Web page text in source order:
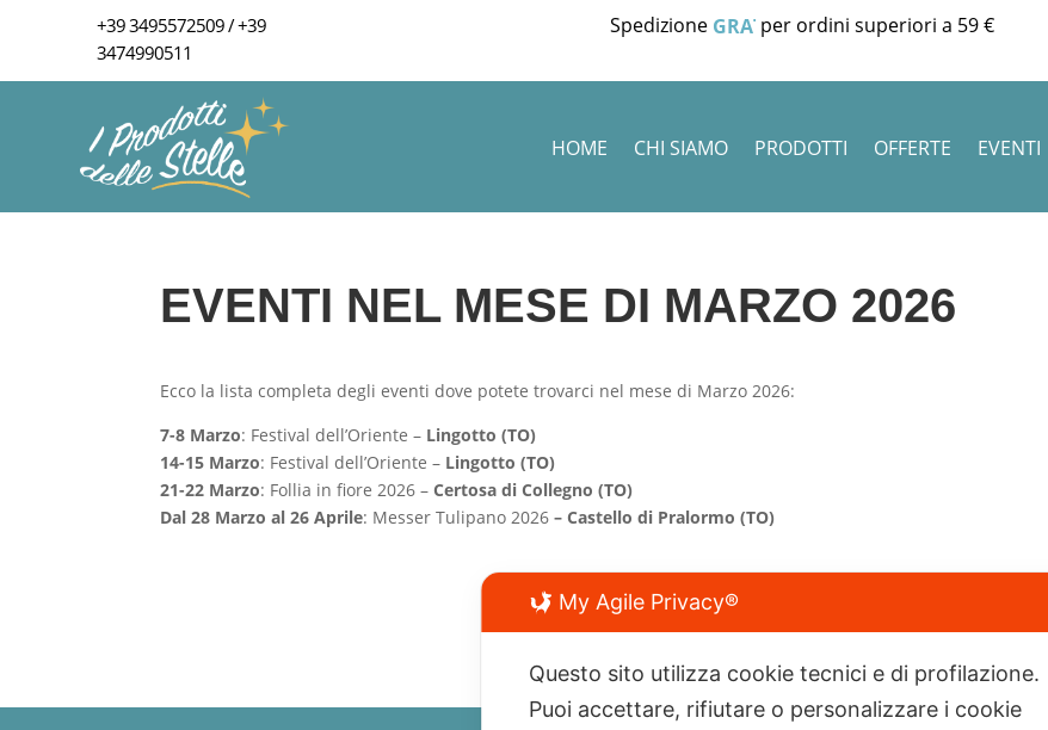
+39 3495572509/+39
3474990511
SpedizioneGRATUITAper ordini superiori a 59 €
HOME CHI SIAMO PRODOTTI OFFERTE EVENTI
EVENTI NEL MESE DI MARZO 2026
Ecco la lista completa degli eventi dove potete trovarci nel mese di Marzo 2026:
7-8 Marzo: Festival dell’Oriente – Lingotto (TO)
14-15 Marzo: Festival dell’Oriente – Lingotto (TO)
21-22 Marzo: Follia in fiore 2026 –Certosa di Collegno (TO)
Dal 28 Marzo al 26 Aprile: Messer Tulipano 2026– Castello di Pralormo (TO)
My Agile Privacy®
Questo sito utilizza cookie tecnici e di profilazione.
Puoi accettare, rifiutare o personalizzare i cookie